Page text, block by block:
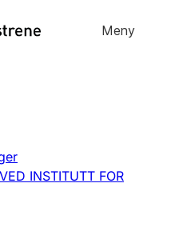
til
Meny
INSTITUTT FOR